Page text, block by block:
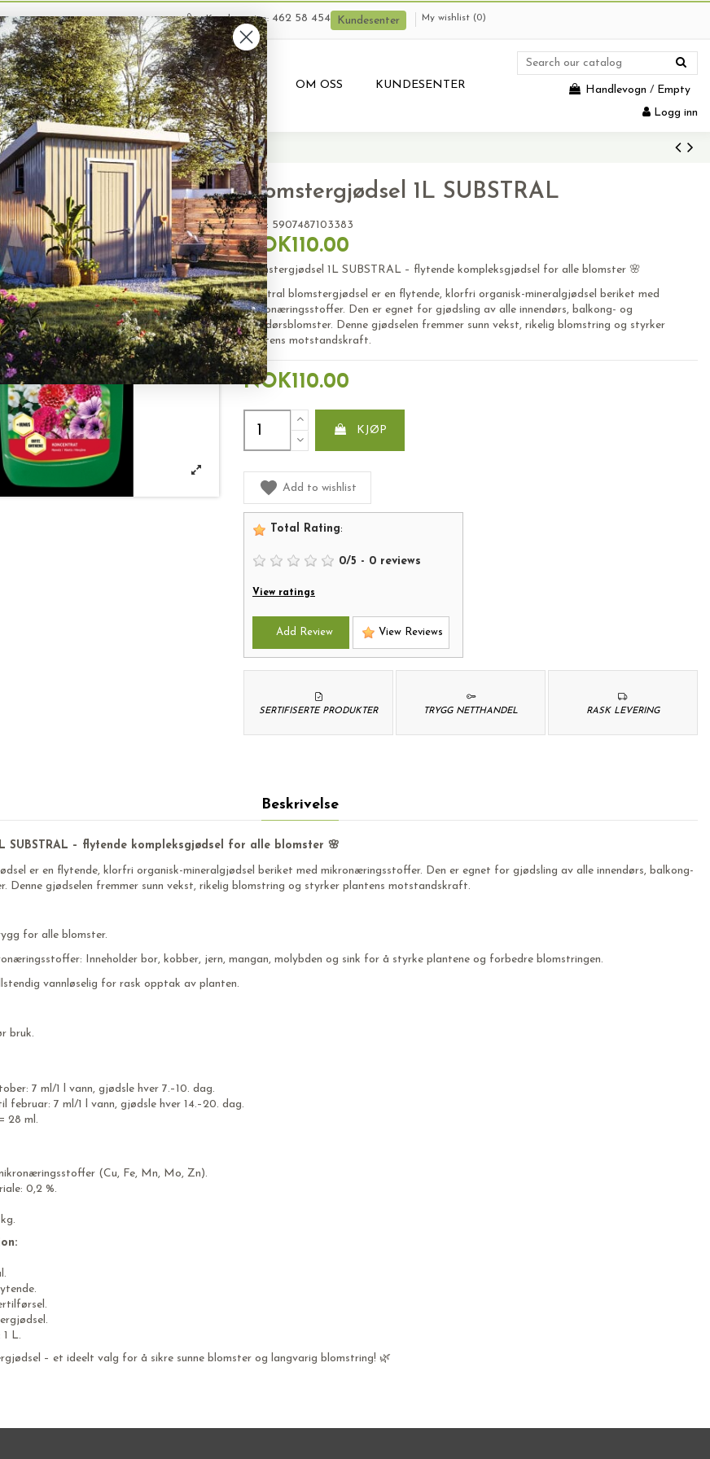
Kundeservice: 462 58 454 Kundesenter My wishlist (0)
BRUKTE VARER PRODUKTUTLEIE OM OSS KUNDESENTER Handlevogn / Empty
Logg inn
Blomstergjødsel 1L SUBSTRAL
SKU: 5907487103383
NOK110.00
Blomstergjødsel 1L SUBSTRAL – flytende kompleksgjødsel for alle blomster 🌸
Substral blomstergjødsel er en flytende, klorfri organisk-mineralgjødsel beriket med
mikronæringsstoffer. Den er egnet for gjødsling av alle innendørs, balkong- og
utendørsblomster. Denne gjødselen fremmer sunn vekst, rikelig blomstring og styrker
plantens motstandskraft.
NOK110.00
KJØP
Add to wishlist
Total Rating:
0/5 - 0 reviews
View ratings
Add Review View Reviews
RASK LEVERING
TRYGG NETTHANDEL
SERTIFISERTE PRODUKTER
Beskrivelse
SUBSTRAL – flytende kompleksgjødsel for alle blomster 🌸
er en flytende, klorfri organisk-mineralgjødsel beriket med mikronæringsstoffer. Den er egnet for gjødsling av alle innendørs, balkong-
Denne gjødselen fremmer sunn vekst, rikelig blomstring og styrker plantens motstandskraft.
for alle blomster.
Inneholder bor, kobber, jern, mangan, molybden og sink for å styrke plantene og forbedre blomstringen.
vannløselig for rask opptak av planten.
bruk.
7 ml/1 l vann, gjødsle hver 7.–10. dag.
februar: 7 ml/1 l vann, gjødsle hver 14.–20. dag.
28 ml.
(Cu, Fe, Mn, Mo, Zn).
0,2 %.
1 L.
– et ideelt valg for å sikre sunne blomster og langvarig blomstring! 🌿